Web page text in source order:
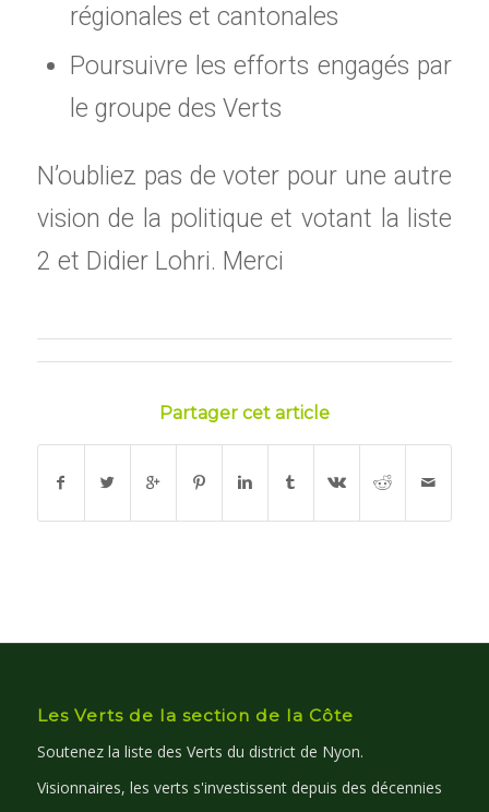
régionales et cantonales
Poursuivre les efforts engagés par
le groupe des Verts
N’oubliez pas de voter pour une autre
vision de la politique et votant la liste
2 et Didier Lohri. Merci
Partager cet article
Les Verts de la section de la Côte
Soutenez la liste des Verts du district de Nyon.
Visionnaires, les verts s'investissent depuis des décennies